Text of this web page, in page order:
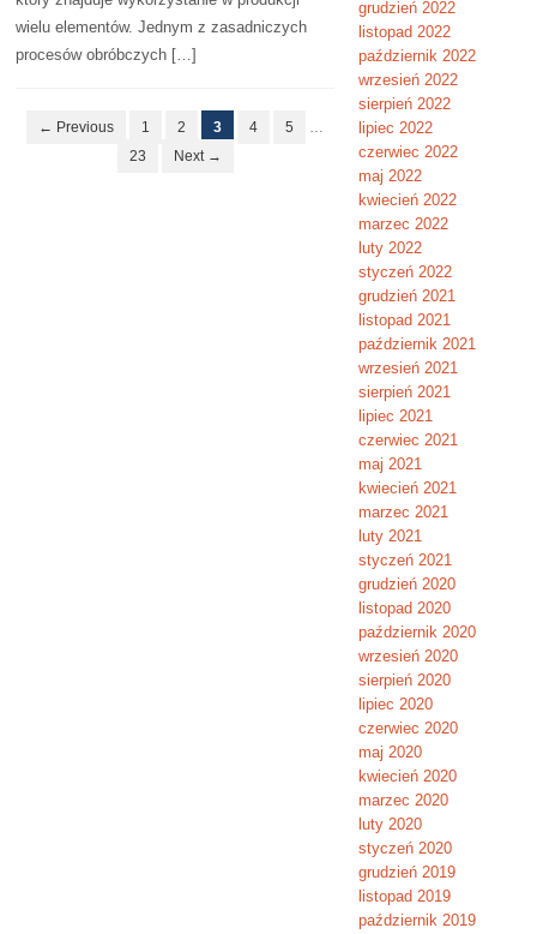
wielu elementów. Jednym z zasadniczych
procesów obróbczych […]
← Previous 1 2 3 4 5
…
23
Next →
grudzień 2022
listopad 2022
październik 2022
wrzesień 2022
sierpień 2022
lipiec 2022
czerwiec 2022
maj 2022
kwiecień 2022
marzec 2022
luty 2022
styczeń 2022
grudzień 2021
listopad 2021
październik 2021
wrzesień 2021
sierpień 2021
lipiec 2021
czerwiec 2021
maj 2021
kwiecień 2021
marzec 2021
luty 2021
styczeń 2021
grudzień 2020
listopad 2020
październik 2020
wrzesień 2020
sierpień 2020
lipiec 2020
czerwiec 2020
maj 2020
kwiecień 2020
marzec 2020
luty 2020
styczeń 2020
grudzień 2019
listopad 2019
październik 2019